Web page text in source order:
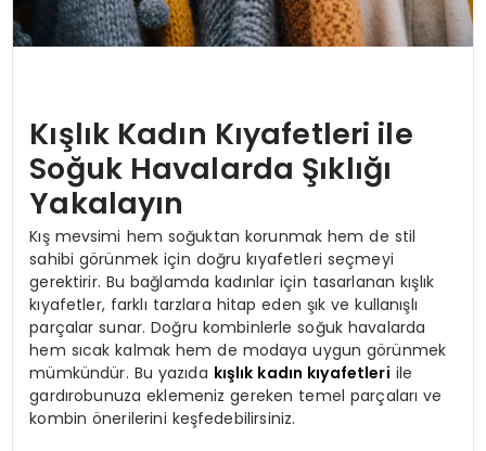
Kışlık Kadın Kıyafetleri ile
Soğuk Havalarda Şıklığı
Yakalayın
Kış mevsimi hem soğuktan korunmak hem de stil
sahibi görünmek için doğru kıyafetleri seçmeyi
gerektirir. Bu bağlamda kadınlar için tasarlanan kışlık
kıyafetler, farklı tarzlara hitap eden şık ve kullanışlı
parçalar sunar. Doğru kombinlerle soğuk havalarda
hem sıcak kalmak hem de modaya uygun görünmek
mümkündür. Bu yazıda kışlık kadın kıyafetleri ile
gardırobunuza eklemeniz gereken temel parçaları ve
kombin önerilerini keşfedebilirsiniz.